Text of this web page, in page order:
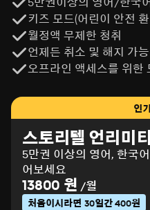
키즈 모드(어린이 안전
월정액 무제한 청취
언제든 취소 및 해지 가능
오프라인 액세스를 위한
인기
스토리텔 언리미
5만권 이상의 영어, 한국
어보세요
13800 원 /월
처음이시라면 30일간 400원